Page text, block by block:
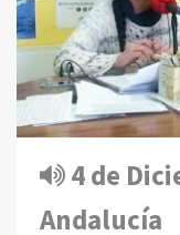
4 de
Andalucía